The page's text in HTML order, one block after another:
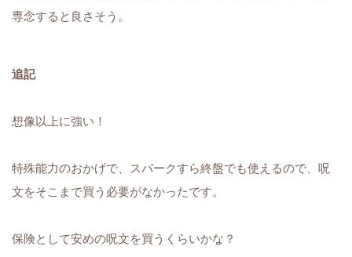
専念すると良さそう。
追記
想像以上に強い！
特殊能力のおかげで、スパークすら終盤でも使えるので、呪
文をそこまで買う必要がなかったです。
保険として安めの呪文を買うくらいかな？